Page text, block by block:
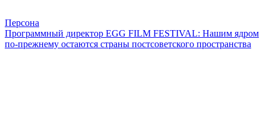
Персона
Программный директор EGG FILM FESTIVAL: Нашим ядром
по-прежнему остаются страны постсоветского пространства